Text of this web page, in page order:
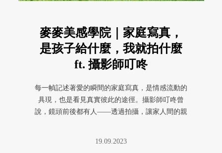
麥麥美感學院｜家庭寫真，
是孩子給什麼，我就拍什麼
ft. 攝影師叮咚
每一幀記述著愛的瞬間的家庭寫真，是情感流動的
具現，也是看見真實彼此的途徑。攝影師叮咚曾
說，鏡頭前後都有人——透過拍攝，讓家人間的親
19.09.2023